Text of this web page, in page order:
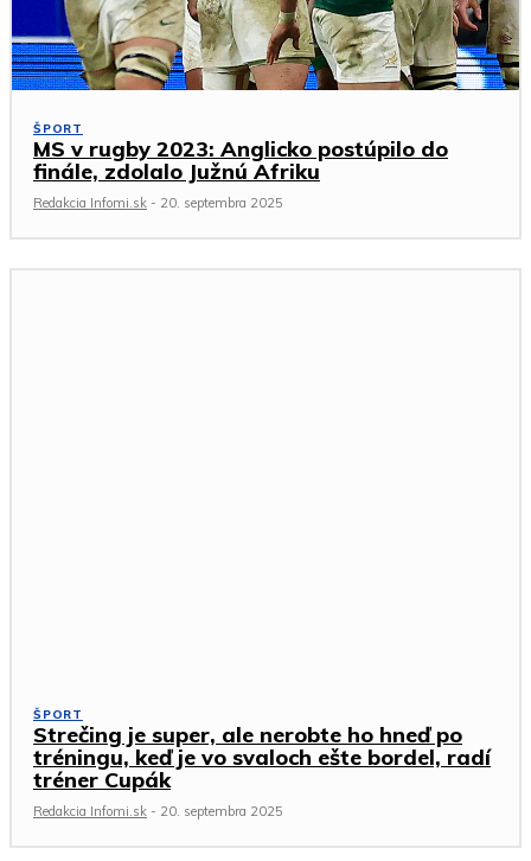
ŠPORT
MS v rugby 2023: Anglicko postúpilo do
finále, zdolalo Južnú Afriku
Redakcia Infomi.sk - 20. septembra 2025
ŠPORT
Strečing je super, ale nerobte ho hneď po
tréningu, keď je vo svaloch ešte bordel, radí
tréner Cupák
Redakcia Infomi.sk - 20. septembra 2025